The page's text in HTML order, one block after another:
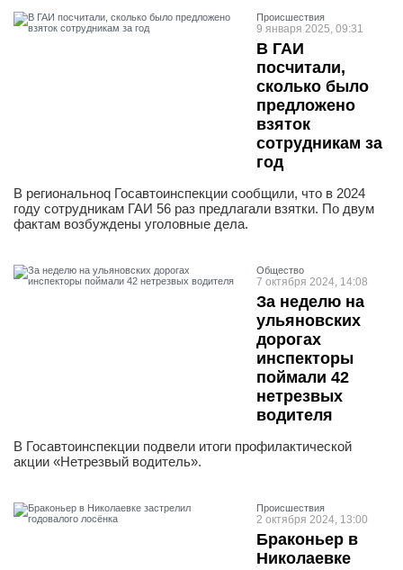
Проиcшествия
9 января 2025, 09:31
В ГАИ
посчитали,
сколько было
предложено
взяток
сотрудникам за
год
В региональноq Госавтоинспекции сообщили, что в 2024
году сотрудникам ГАИ 56 раз предлагали взятки. По двум
фактам возбуждены уголовные дела.
Общество
7 октября 2024, 14:08
За неделю на
ульяновских
дорогах
инспекторы
поймали 42
нетрезвых
водителя
В Госавтоинспекции подвели итоги профилактической
акции «Нетрезвый водитель».
Проиcшествия
2 октября 2024, 13:00
Браконьер в
Николаевке